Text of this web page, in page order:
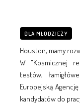
DLA MŁODZIEŻY
Houston, mamy
W "Kosmicznej
testów,
Europejską
kandydatów do